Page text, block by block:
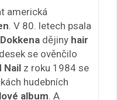
americká
. V 80. letech psala
dějiny hair
se ověnčilo
Nail z roku 1984 se
hudebních
album . A